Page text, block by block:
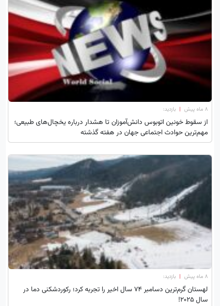
۸ ماه پیش | بازدید:
از سقوط خونین اتوبوس دانش‌آموزان تا هشدار درباره یخچال‌های طبیعی؛
مهم‌ترین حوادث اجتماعی جهان در هفته گذشته
۸ ماه پیش | بازدید:
لهستان گرم‌ترین دسامبر ۷۴ سال اخیر را تجربه کرد؛ رکوردشکنی دما در
سال ۲۰۲۵!